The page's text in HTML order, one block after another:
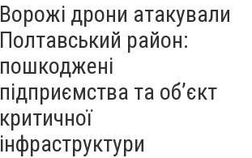
Ворожі дрони атакували
Полтавський район:
пошкоджені
підприємства та об’єкт
критичної
інфраструктури